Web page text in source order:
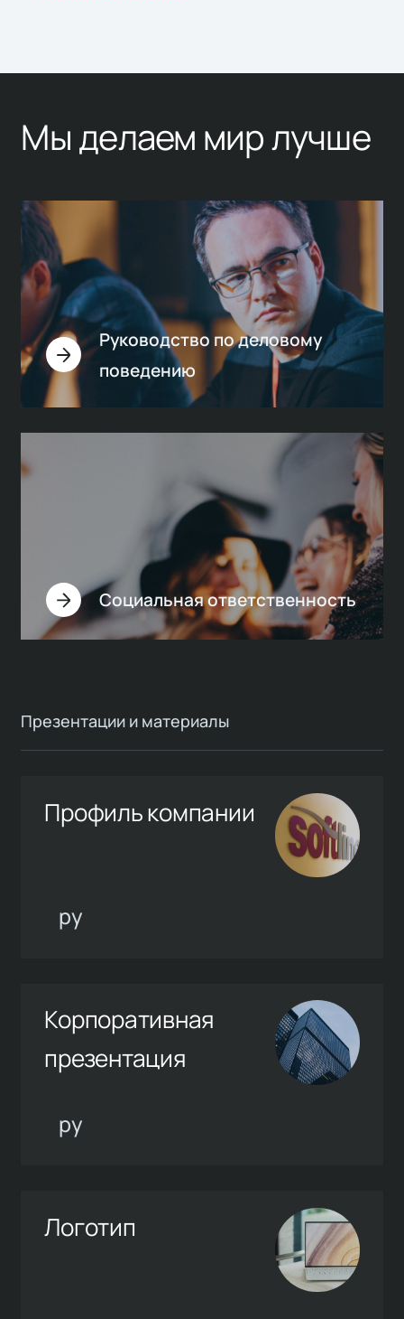
Мы делаем мир лучше
Руководство по деловому
поведению
Социальная ответственность
Презентации и материалы
Профиль компании
ру
Корпоративная
презентация
ру
Логотип